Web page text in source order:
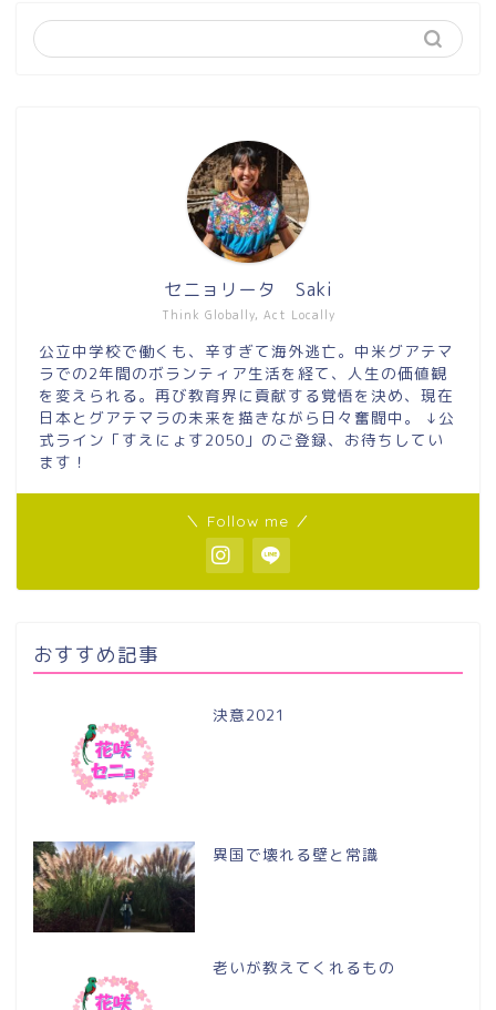
Think Globally, Act Locally
セニョリータ Saki
公立中学校で働くも、辛すぎて海外逃亡。中米グアテマ
ラでの2年間のボランティア生活を経て、人生の価値観
を変えられる。再び教育界に貢献する覚悟を決め、現在
日本とグアテマラの未来を描きながら日々奮闘中。 ↓公
式ライン「すえにょす2050」のご登録、お待ちしてい
ます！
＼ Follow me ／
おすすめ記事
決意2021
異国で壊れる壁と常識
老いが教えてくれるもの